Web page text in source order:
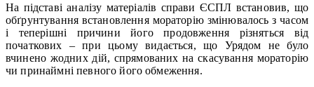
На підставі аналізу матеріалів справи ЄСПЛ встановив, що
обґрунтування встановлення мораторію змінювалось з часом
і теперішні причини його продовження різняться від
початкових – при цьому видається, що Урядом не було
вчинено жодних дій, спрямованих на скасування мораторію
чи принаймні певного його обмеження.